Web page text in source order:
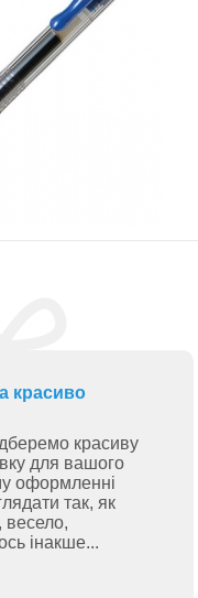
красиво
красиву
для вашого
оформленні
так, як
весело,
інакше...